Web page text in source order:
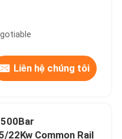
Liên hệ chúng tôi
22Kw Common Rail